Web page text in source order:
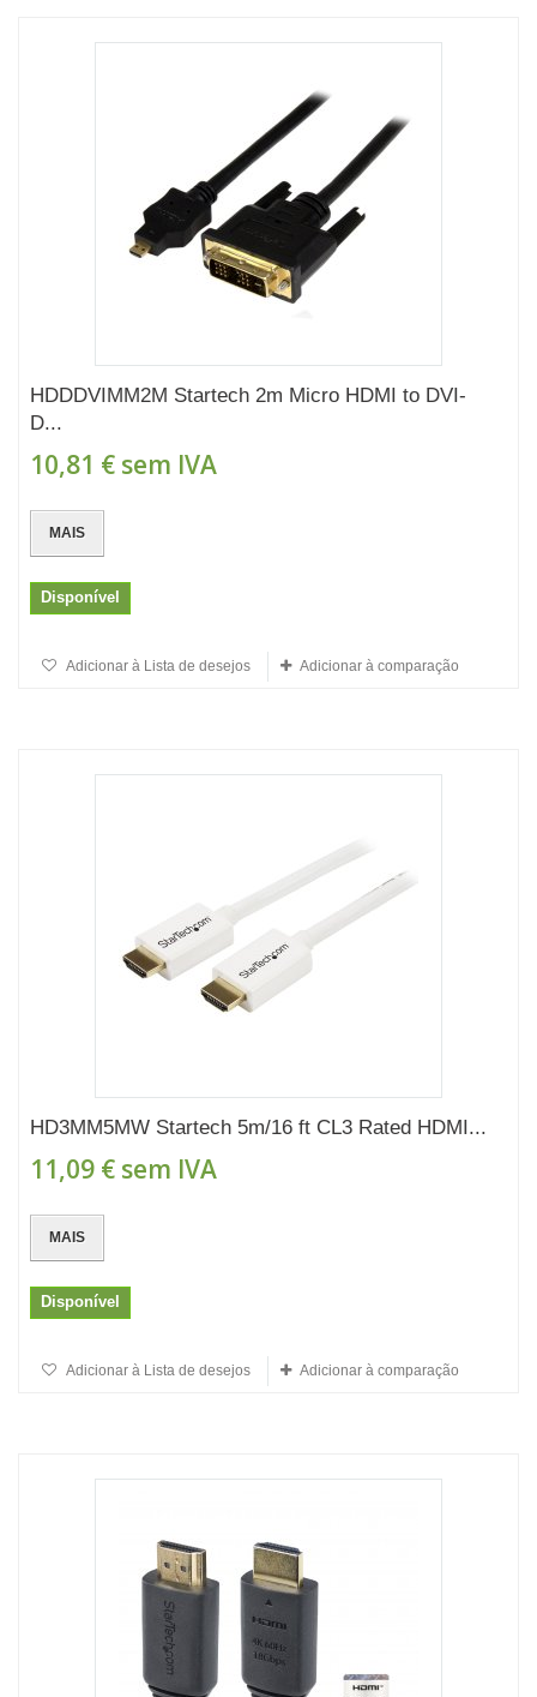
HDDDVIMM2M Startech 2m Micro HDMI to DVI-
D...
10,81 € sem IVA
MAIS
Disponível
Adicionar à Lista de desejos Adicionar à comparação
HD3MM5MW Startech 5m/16 ft CL3 Rated HDMI...
11,09 € sem IVA
MAIS
Disponível
Adicionar à Lista de desejos Adicionar à comparação